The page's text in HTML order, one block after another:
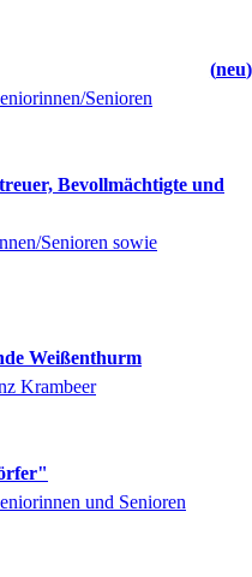
neu
Senioren
Bevollmächtigte und
Senioren sowie
Weißenthurm
Krambeer
und Senioren